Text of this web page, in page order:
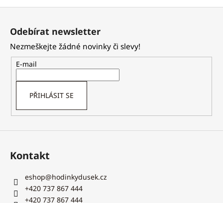
Z
Odebírat newsletter
Nezmeškejte žádné novinky či slevy!
E-mail
PŘIHLÁSIT SE
Kontakt
eshop@hodinkydusek.cz
+420 737 867 444
+420 737 867 444